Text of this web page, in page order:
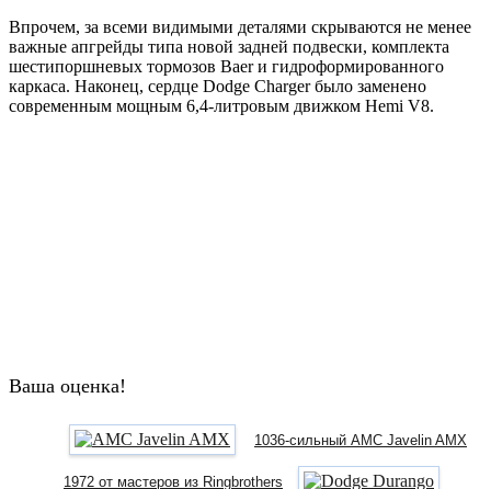
Впрочем, за всеми видимыми деталями скрываются не менее
важные апгрейды типа новой задней подвески, комплекта
шестипоршневых тормозов Baer и гидроформированного
каркаса. Наконец, сердце Dodge Charger было заменено
современным мощным 6,4-литровым движком Hemi V8.
Ваша оценка!
1036-сильный AMC Javelin AMX
1972 от мастеров из Ringbrothers